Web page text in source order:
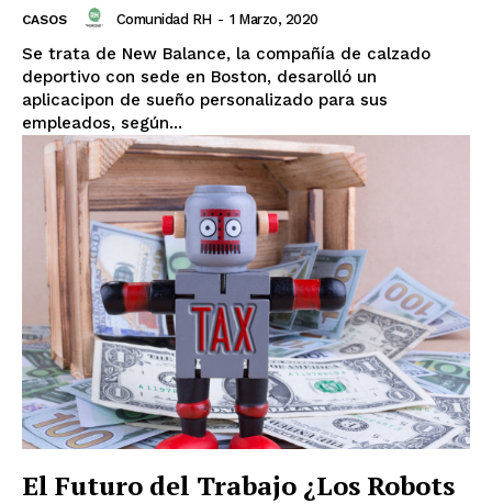
CASOS Comunidad RH - 1 Marzo, 2020
Se trata de New Balance, la compañía de calzado
deportivo con sede en Boston, desarolló un
aplicacipon de sueño personalizado para sus
empleados, según...
El Futuro del Trabajo ¿Los Robots